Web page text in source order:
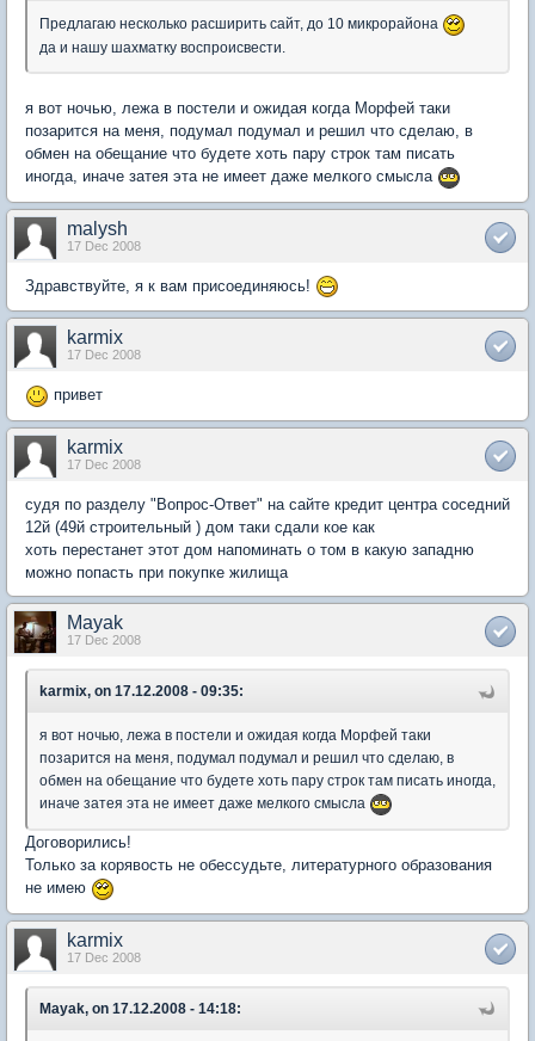
Предлагаю несколько расширить сайт, до 10 микрорайона
да и нашу шахматку воспроисвести.
я вот ночью, лежа в постели и ожидая когда Морфей таки
позарится на меня, подумал подумал и решил что сделаю, в
обмен на обещание что будете хоть пару строк там писать
иногда, иначе затея эта не имеет даже мелкого смысла
malysh
17 Dec 2008
Здравствуйте, я к вам присоединяюсь!
karmix
17 Dec 2008
привет
karmix
17 Dec 2008
судя по разделу "Вопрос-Ответ" на сайте кредит центра соседний
12й (49й строительный ) дом таки сдали кое как
хоть перестанет этот дом напоминать о том в какую западню
можно попасть при покупке жилища
Mayak
17 Dec 2008
karmix, on 17.12.2008 - 09:35:
я вот ночью, лежа в постели и ожидая когда Морфей таки
позарится на меня, подумал подумал и решил что сделаю, в
обмен на обещание что будете хоть пару строк там писать иногда,
иначе затея эта не имеет даже мелкого смысла
Договорились!
Только за корявость не обессудьте, литературного образования
не имею
karmix
17 Dec 2008
Mayak, on 17.12.2008 - 14:18: